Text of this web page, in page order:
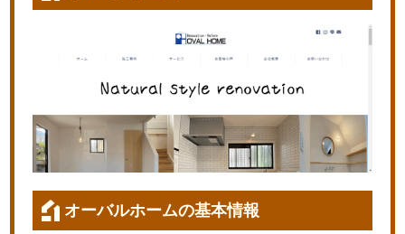
オーバルホームの基本情報